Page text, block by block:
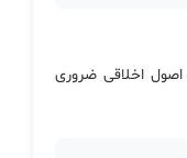
اخلاقی ضروری